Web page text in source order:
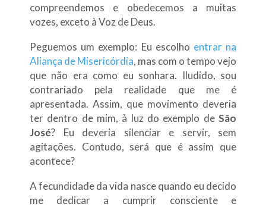
compreendemos e obedecemos a muitas
vozes, exceto à Voz de Deus.
Peguemos um exemplo: Eu escolho entrar na
Aliança de Misericórdia, mas com o tempo vejo
que não era como eu sonhara. Iludido, sou
contrariado pela realidade que me é
apresentada. Assim, que movimento deveria
ter dentro de mim, à luz do exemplo deSão
José? Eu deveria silenciar e servir, sem
agitações. Contudo, será que é assim que
acontece?
A fecundidade da vida nasce quando eu decido
me dedicar a cumprir consciente e